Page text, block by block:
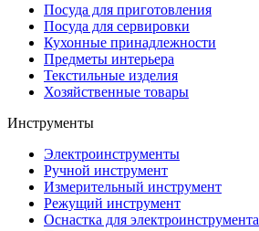
Посуда для приготовления
Посуда для сервировки
Кухонные принадлежности
Предметы интерьера
Текстильные изделия
Хозяйственные товары
Инструменты
Электроинструменты
Ручной инструмент
Измерительный инструмент
Режущий инструмент
Оснастка для электроинструмента